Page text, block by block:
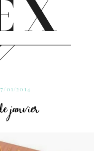
01/2014
janvier